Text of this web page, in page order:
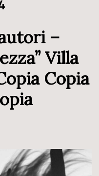
–
Villa
Copia